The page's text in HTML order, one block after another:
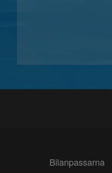
Bilanpassarna